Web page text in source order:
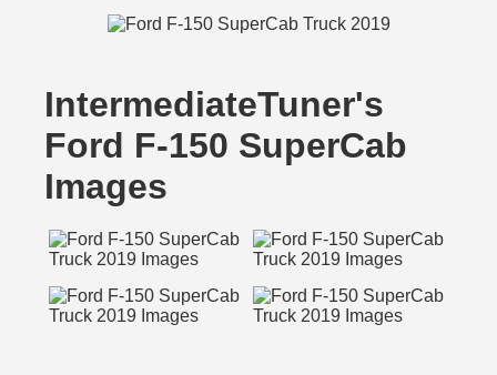
IntermediateTuner's
Ford F-150 SuperCab
Images